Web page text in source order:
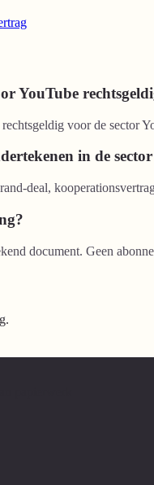
YouTube
voor de
in de
deal,
document. Geen